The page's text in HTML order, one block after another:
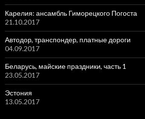
Карелия: ансамбль Гиморецкого Погоста
21.10.2017
Автодор, транспондер, платные дороги
04.09.2017
Беларусь, майские праздники, часть 1
23.05.2017
Эстония
13.05.2017